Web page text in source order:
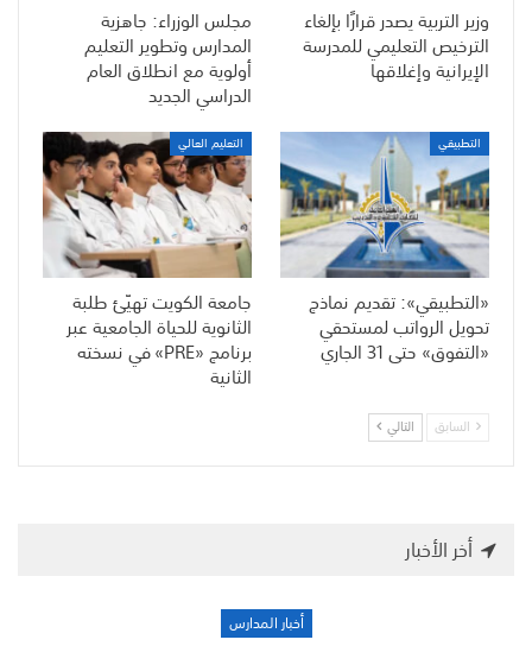
وزير التربية يصدر قرارًا بإلغاء
الترخيص التعليمي للمدرسة
الإيرانية وإغلاقها
مجلس الوزراء: جاهزية
المدارس وتطوير التعليم
أولوية مع انطلاق العام
الدراسي الجديد
التطبيقي
«التطبيقي»: تقديم نماذج
تحويل الرواتب لمستحقي
«التفوق» حتى 31 الجاري
التعليم العالي
جامعة الكويت تهيّئ طلبة
الثانوية للحياة الجامعية عبر
برنامج «PRE» في نسخته
الثانية
السابق التالي
أخر الأخبار
أخبار المدارس